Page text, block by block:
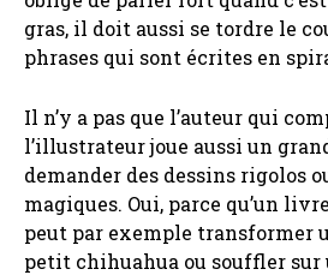
gras, il doit aussi se tordre le
phrases qui sont écrites en
Il n’y a pas que l’auteur qui
l’illustrateur joue aussi un
demander des dessins rigolos
magiques. Oui, parce qu’un
peut par exemple transformer
petit chihuahua ou souffler sur